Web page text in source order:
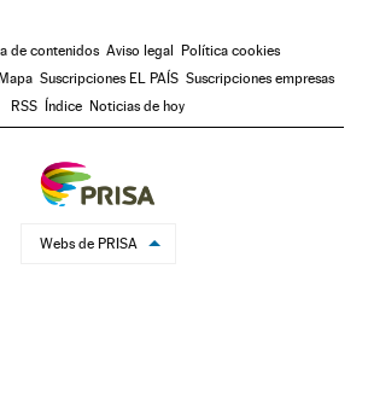
de contenidos Aviso legal
Política cookies
Mapa Suscripciones EL PAÍS Suscripciones empresas
RSS
Índice Noticias de hoy
Webs de PRISA